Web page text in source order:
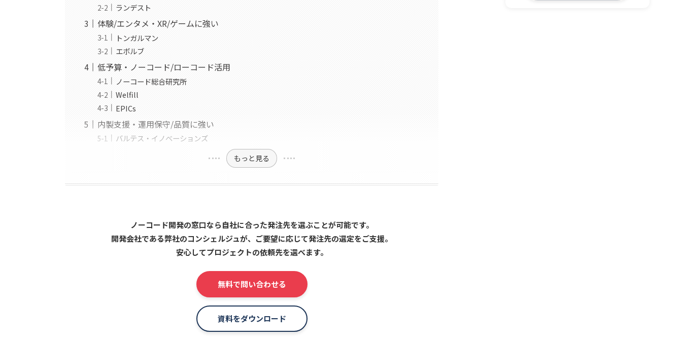
ランデスト
体験/エンタメ・XR/ゲームに強い
トンガルマン
エボルブ
低予算・ノーコード/ローコード活用
ノーコード総合研究所
Welfill
EPICs
内製支援・運用保守/品質に強い
バルテス・イノベーションズ
もっと見る
ノーコード開発の窓口なら自社に合った発注先を選ぶことが可能です。
開発会社である弊社のコンシェルジュが、ご要望に応じて発注先の選定をご支援。
安心してプロジェクトの依頼先を選べます。
無料で問い合わせる
資料をダウンロード